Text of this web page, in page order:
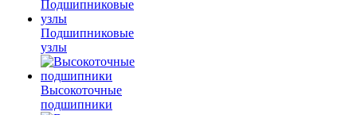
Подшипниковые
узлы
Высокоточные
подшипники